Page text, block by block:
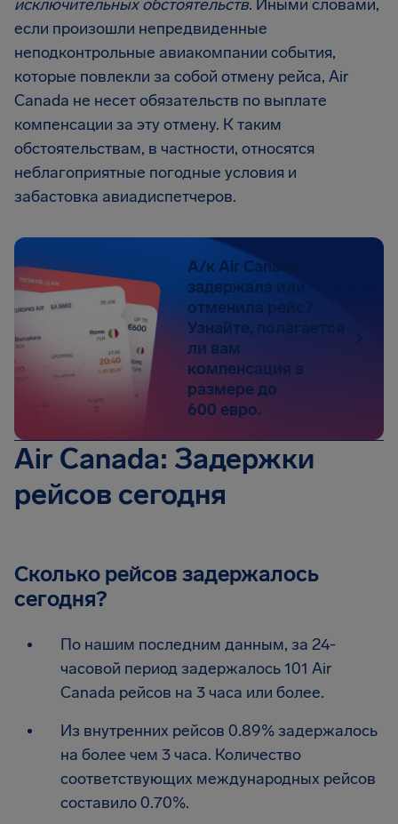
исключительных обстоятельств. Иными словами,
если произошли непредвиденные
неподконтрольные авиакомпании события,
которые повлекли за собой отмену рейса, Air
Canada не несет обязательств по выплате
компенсации за эту отмену. К таким
обстоятельствам, в частности, относятся
неблагоприятные погодные условия и
забастовка авиадиспетчеров.
А/к Air Canada
задержала или
отменила рейс?
Узнайте, полагается
ли вам
компенсация в
размере до
600 евро.
Air Canada: Задержки
рейсов сегодня
Сколько рейсов задержалось
сегодня?
По нашим последним данным, за 24-
часовой период задержалось 101 Air
Canada рейсов на 3 часа или более.
Из внутренних рейсов 0.89% задержалось
на более чем 3 часа. Количество
соответствующих международных рейсов
составило 0.70%.